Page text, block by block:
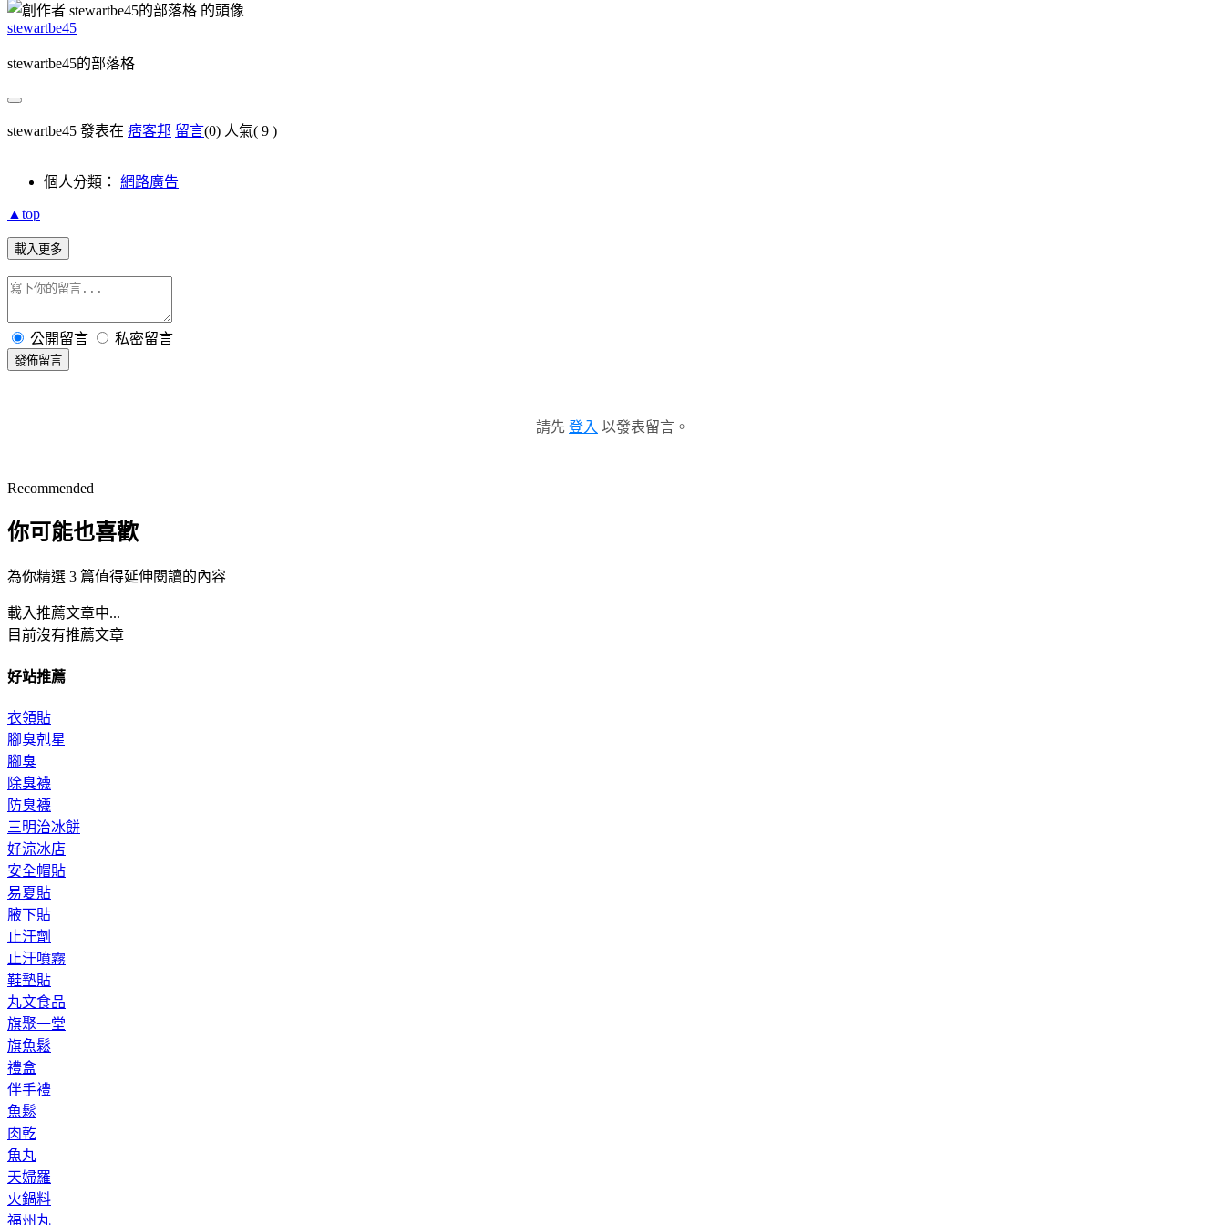
stewartbe45
stewartbe45的部落格
stewartbe45 發表在 痞客邦 留言(0) 人氣( 9 )
個人分類： 網路廣告
▲top
載入更多
公開留言 私密留言
發佈留言
請先 登入 以發表留言。
Recommended
你可能也喜歡
為你精選 3 篇值得延伸閱讀的內容
載入推薦文章中...
目前沒有推薦文章
好站推薦
衣領貼
腳臭剋星
腳臭
除臭襪
防臭襪
三明治冰餅
好涼冰店
安全帽貼
易夏貼
腋下貼
止汗劑
止汗噴霧
鞋墊貼
丸文食品
旗聚一堂
旗魚鬆
禮盒
伴手禮
魚鬆
肉乾
魚丸
天婦羅
火鍋料
福州丸